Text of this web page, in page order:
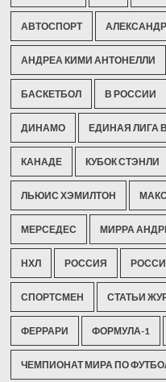
АВТОСПОРТ
АНДРЕА КИМИ АНТОНЕЛЛИ
БАСКЕТБОЛ В РОССИИ
ДИНАМО ЕДИНАЯ ЛИГА
КАНАДЕ КУБОК СТЭНЛИ
ЛЬЮИС ХЭМИЛТОН
МЕРСЕДЕС МИРРА
НХЛ РОССИЯ
СПОРТСМЕН СТАТЬИ
ФЕРРАРИ ФОРМУЛА-1
ЧЕМПИОНАТ МИРА ПО